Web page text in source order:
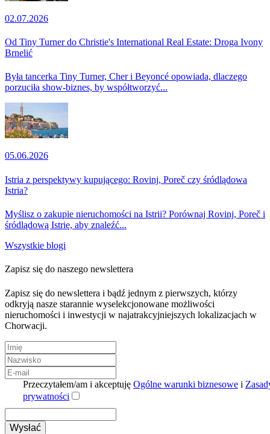
02.07.2026
Od Tiny Turner do Christie's International Real Estate: Droga Ivony
Brnelić
Była tancerka Tiny Turner, Cher i Beyoncé opowiada, dlaczego
porzuciła show-biznes, by współtworzyć...
05.06.2026
Istria z perspektywy kupującego: Rovinj, Poreč czy śródlądowa
Istria?
Myślisz o zakupie nieruchomości na Istrii? Porównaj Rovinj, Poreč i
śródlądową Istrię, aby znaleźć...
Wszystkie blogi
Zapisz się do naszego newslettera
Zapisz się do newslettera i bądź jednym z pierwszych, którzy
odkryją nasze starannie wyselekcjonowane możliwości
nieruchomości i inwestycji w najatrakcyjniejszych lokalizacjach w
Chorwacji.
Przeczytałem/am i akceptuję Ogólne warunki biznesowe i
prywatności